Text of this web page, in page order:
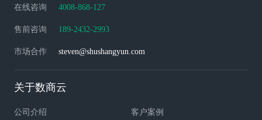
在线咨询 4008-868-127
售前咨询 189-2432-2993
市场合作 steven@shushangyun.com
关于数商云
公司介绍 客户案例